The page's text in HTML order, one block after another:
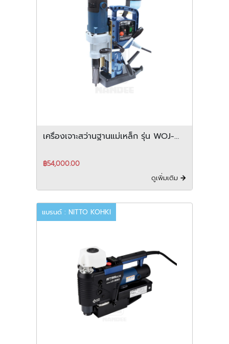
เครื่องเจาะสว่านฐานแม่เหล็ก รุ่น WOJ-
฿54,000.00
ดูเพิ่มเติม
แบรนด์ : NITTO KOHKI